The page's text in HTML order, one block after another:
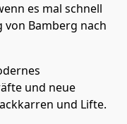
es mal schnell
von Bamberg nach
und neue
und Lifte.